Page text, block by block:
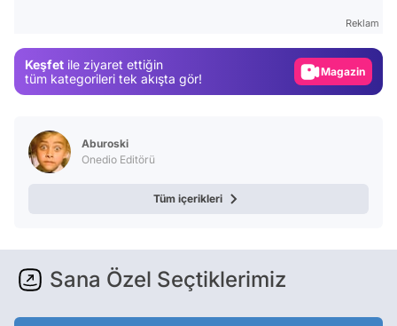
Reklam
Keşfet ile ziyaret ettiğin
tüm kategorileri tek akışta gör!
Video
Aburoski
Onedio Editörü
Tüm içerikleri
Sana Özel Seçtiklerimiz